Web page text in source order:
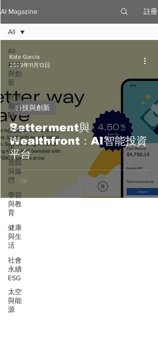
AI Magazine 註冊
All
科技
與創
新
經濟
和金
融
文化
和藝
術
遊戲
與媒
體
學習
與教
育
健康
與生
活
社會
永續
ESG
太空
與能
源
All
Betterment與
Wealthfront：AI智能投資
平台
科技與創新
Kate Garcia
2023年11月13日